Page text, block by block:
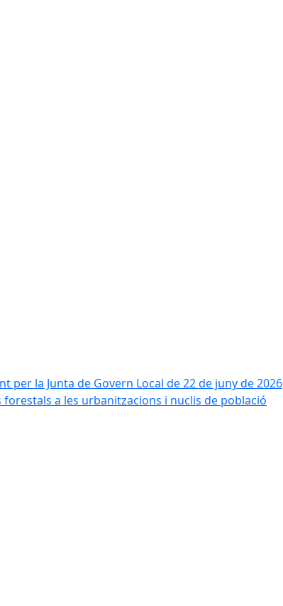
per la Junta de Govern Local de 22 de juny de 2026
a les urbanitzacions i nuclis de població